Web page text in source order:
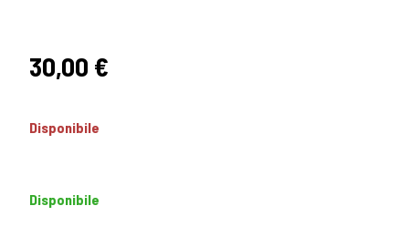
30,00 €
Disponibile
Disponibile